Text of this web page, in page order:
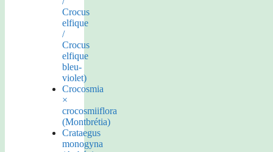
Crocus
elfique
/
Crocus
elfique
bleu-
violet)
Crocosmia
×
crocosmiiflora
(Montbrétia)
Crataegus
monogyna